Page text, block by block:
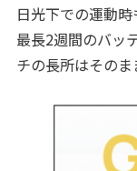
日光下での運動時
最長2週間のバッ
チの長所はそのま